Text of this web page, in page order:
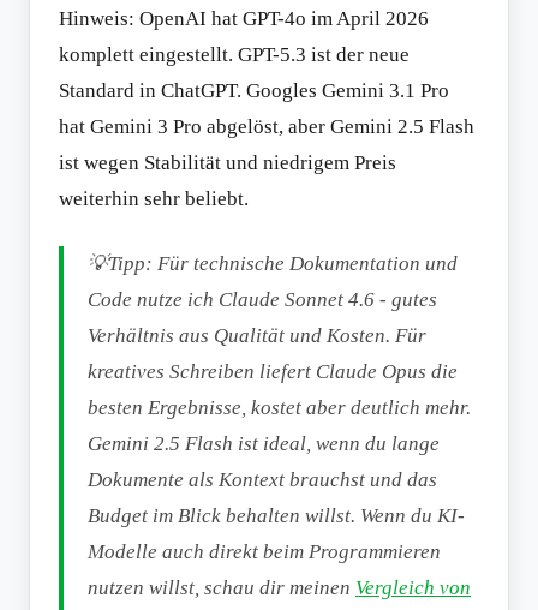
Hinweis: OpenAI hat GPT-4o im April 2026
komplett eingestellt. GPT-5.3 ist der neue
Standard in ChatGPT. Googles Gemini 3.1 Pro
hat Gemini 3 Pro abgelöst, aber Gemini 2.5 Flash
ist wegen Stabilität und niedrigem Preis
weiterhin sehr beliebt.
💡Tipp: Für technische Dokumentation und
Code nutze ich Claude Sonnet 4.6 - gutes
Verhältnis aus Qualität und Kosten. Für
kreatives Schreiben liefert Claude Opus die
besten Ergebnisse, kostet aber deutlich mehr.
Gemini 2.5 Flash ist ideal, wenn du lange
Dokumente als Kontext brauchst und das
Budget im Blick behalten willst. Wenn du KI-
Modelle auch direkt beim Programmieren
nutzen willst, schau dir meinen Vergleich von